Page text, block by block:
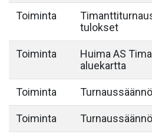
Toiminta
tulokset
Toiminta
Huima AS
aluekartta
Toiminta
Toiminta